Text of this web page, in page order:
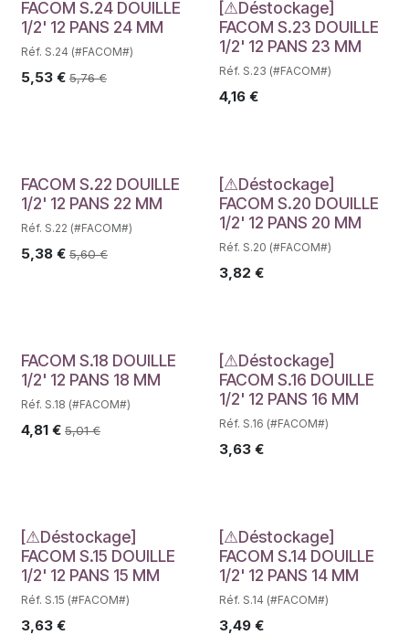
FACOM S.24 DOUILLE
1/2' 12 PANS 24 MM
Réf. S.24 (#FACOM#)
5,53 € 5,76€
Déstockage
[⚠Déstockage]
FACOM S.23 DOUILLE
1/2' 12 PANS 23 MM
Réf. S.23 (#FACOM#)
4,16€
FACOM S.22 DOUILLE
1/2' 12 PANS 22 MM
Réf. S.22 (#FACOM#)
5,38 € 5,60€
Déstockage
[⚠Déstockage]
FACOM S.20 DOUILLE
1/2' 12 PANS 20 MM
Réf. S.20 (#FACOM#)
3,82 €
FACOM S.18 DOUILLE
1/2' 12 PANS 18 MM
Réf. S.18 (#FACOM#)
4,81 € 5,01€
Déstockage
[⚠Déstockage]
FACOM S.16 DOUILLE
1/2' 12 PANS 16 MM
Réf. S.16 (#FACOM#)
3,63€
Déstockage
[⚠Déstockage]
FACOM S.15 DOUILLE
1/2' 12 PANS 15 MM
Réf. S.15 (#FACOM#)
3,63 €
Déstockage
[⚠Déstockage]
FACOM S.14 DOUILLE
1/2' 12 PANS 14 MM
Réf. S.14 (#FACOM#)
3,49€